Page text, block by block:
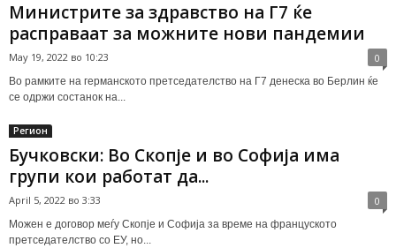
Министрите за здравство на Г7 ќе
расправаат за можните нови пандемии
May 19, 2022 во 10:23 0
Во рамките на германското претседателство на Г7 денеска во Берлин ќе
се одржи состанок на...
Регион
Бучковски: Во Скопје и во Софија има
групи кои работат да...
April 5, 2022 во 3:33 0
Можен е договор меѓу Скопје и Софија за време на француското
претседателство со ЕУ, но...